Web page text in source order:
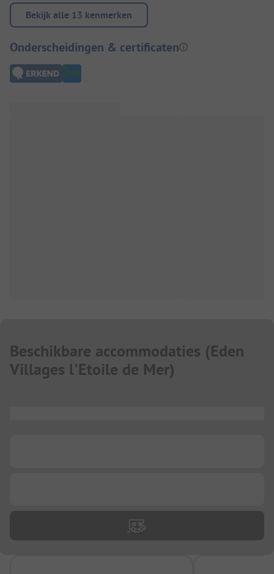
Bekijk alle 13 kenmerken
Onderscheidingen & certificaten
Beschikbare accommodaties (Eden
Villages l'Etoile de Mer)